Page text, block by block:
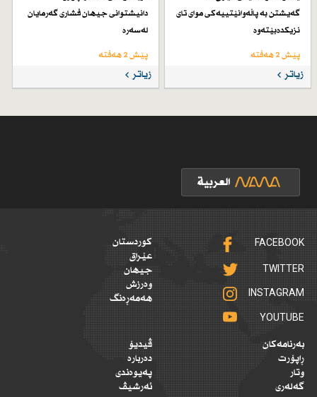
گەیشتن بە پاڵەوانێتییەكی موای تای
نزیكدەبێتەوە
پێش 2 هەفتە
زیاتر
دانیشتوانی جیهان فشاری گەرمایان
لەسەرە
پێش 2 هەفتە
زیاتر
FACEBOOK
TWITTER
INSTAGRAM
YOUTUBE
کوردستان
عێراق
جیهان
وەرزش
هەمەڕەنگ
بەرنامەکان
ڕاپۆرت
وتار
گەلەری
ڤیدیۆ
دەربارە
پەیوەندی
ئەرشیڤ